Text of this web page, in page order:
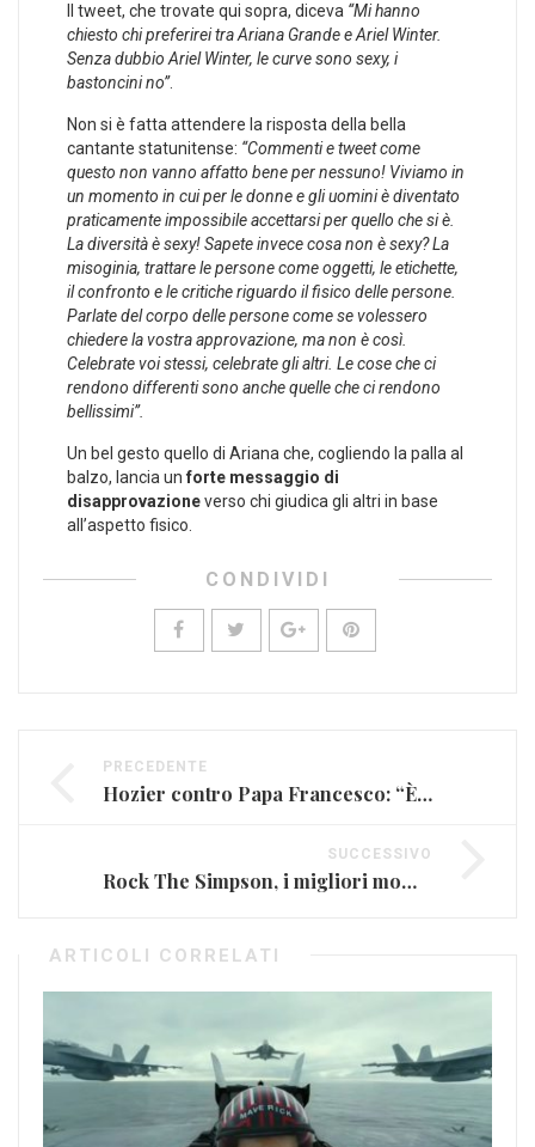
Il tweet, che trovate qui sopra, diceva “Mi hanno
chiesto chi preferirei tra Ariana Grande e Ariel Winter.
Senza dubbio Ariel Winter, le curve sono sexy, i
bastoncini no”.
Non si è fatta attendere la risposta della bella
cantante statunitense: “Commenti e tweet come
questo non vanno affatto bene per nessuno! Viviamo in
un momento in cui per le donne e gli uomini è diventato
praticamente impossibile accettarsi per quello che si è.
La diversità è sexy! Sapete invece cosa non è sexy? La
misoginia, trattare le persone come oggetti, le etichette,
il confronto e le critiche riguardo il fisico delle persone.
Parlate del corpo delle persone come se volessero
chiedere la vostra approvazione, ma non è così.
Celebrate voi stessi, celebrate gli altri. Le cose che ci
rendono differenti sono anche quelle che ci rendono
bellissimi”.
Un bel gesto quello di Ariana che, cogliendo la palla al
balzo, lancia un forte messaggio di
disapprovazioneverso chi giudica gli altri in base
all’aspetto fisico.
CONDIVIDI
PRECEDENTE
Hozier contro Papa Francesco: “È un ipocrita”
SUCCESSIVO
Rock The Simpson, i migliori momenti musicali della serie (FOTO E VIDEO)
ARTICOLI CORRELATI